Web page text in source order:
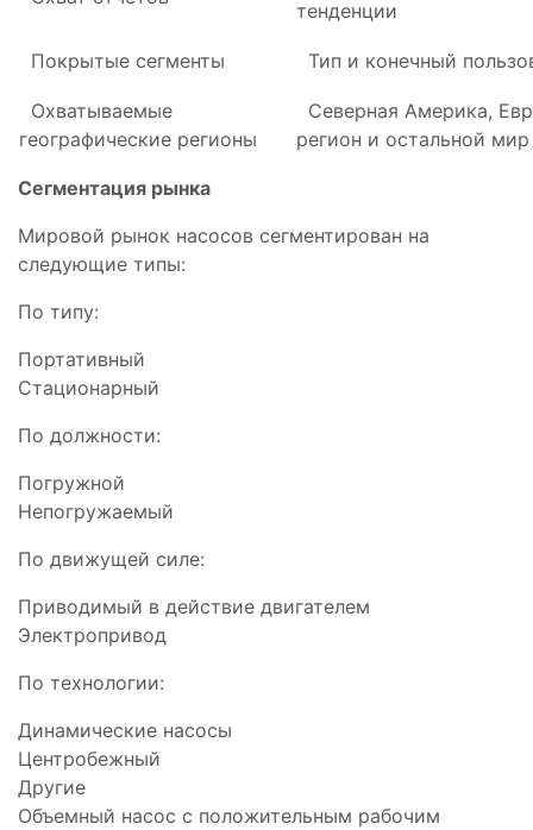
тенденции
Покрытые сегменты Тип и конечный
Охватываемые
географические регионы
Северная Америка,
регион и остальной мир
Сегментация рынка
Мировой рынок насосов сегментирован на
следующие типы:
По типу:
Портативный
Стационарный
По должности:
Погружной
Непогружаемый
По движущей силе:
Приводимый в действие двигателем
Электропривод
По технологии:
Динамические насосы
Центробежный
Другие
Объемный насос с положительным рабочим